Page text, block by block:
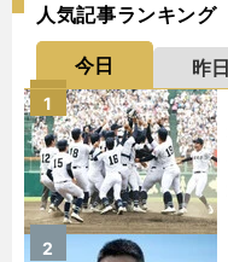
人気記事ランキング
今日 昨日
1
2